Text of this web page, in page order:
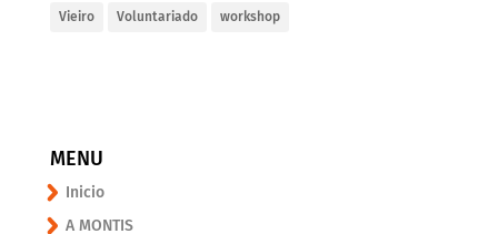
Vieiro Voluntariado workshop
MENU
Inicio
A MONTIS